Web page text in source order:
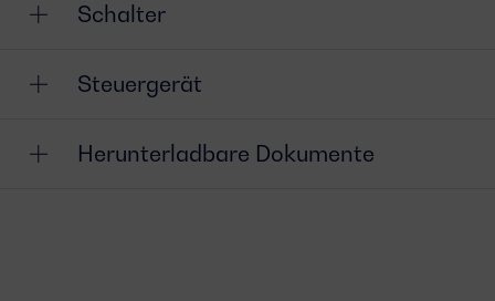
Schalter
Steuergerät
Herunterladbare Dokumente